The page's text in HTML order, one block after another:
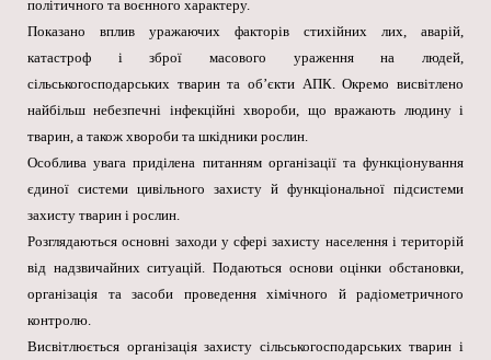
політичного та воєнного характеру.
Показано вплив уражаючих факторів стихійних лих, аварій,
катастроф і зброї масового ураження на людей,
сільськогосподарських тварин та об’єкти АПК. Окремо висвітлено
найбільш небезпечні інфекційні хвороби, що вражають людину і
тварин, а також хвороби та шкідники рослин.
Особлива увага приділена питанням організації та функціонування
єдиної системи цивільного захисту й функціональної підсистеми
захисту тварин і рослин.
Розглядаються основні заходи у сфері захисту населення і територій
від надзвичайних ситуацій. Подаються основи оцінки обстановки,
організація та засоби проведення хімічного й радіометричного
контролю.
Висвітлюється організація захисту сільськогосподарських тварин і